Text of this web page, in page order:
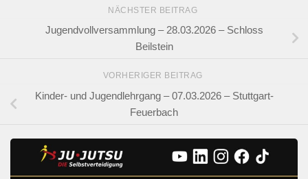
NÄCHSTER BEITRAG
Jugendvollversammlung – 28.03.2026 – Schloss
Beilstein
VORHERIGER BEITRAG
Kinder- und Jugendlehrgang – 07.03.2026 – Stuttgart-
Feuerbach